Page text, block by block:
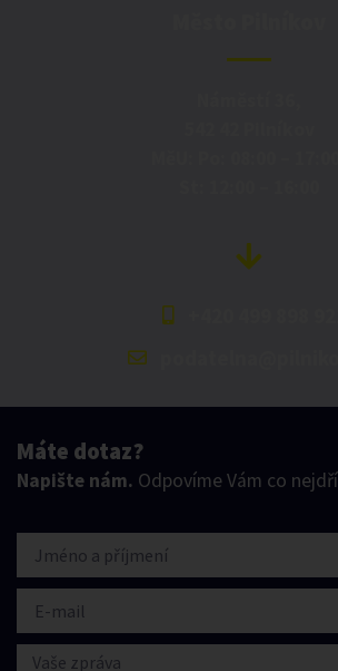
Máte dotaz?
Napište nám. Odpovíme Vám co